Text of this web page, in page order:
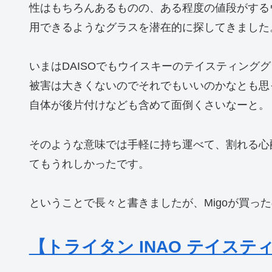
性はもちろんあるものの、ある程度の値段がす
用できるようなグラスを潜在的に探してきました
いまはDAISOでもウイスキーのテイスティング
被害は大きくないのでそれでもいいのかなとも
自体が後片付けなども含めて面倒くさいなーと。
そのような意味では手軽に持ち運べて、割れる
てもうれしかったです。
ということで長々と書きましたが、Migoが買っ
【トライタン INAO テイステ